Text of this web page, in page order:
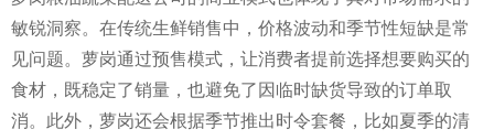
敏锐洞察。在传统生鲜销售中，价格波动和季节性短缺是常
见问题。萝岗通过预售模式，让消费者提前选择想要购买的
食材，既稳定了销量，也避免了因临时缺货导致的订单取
消。此外，萝岗还会根据季节推出时令套餐，比如夏季的清